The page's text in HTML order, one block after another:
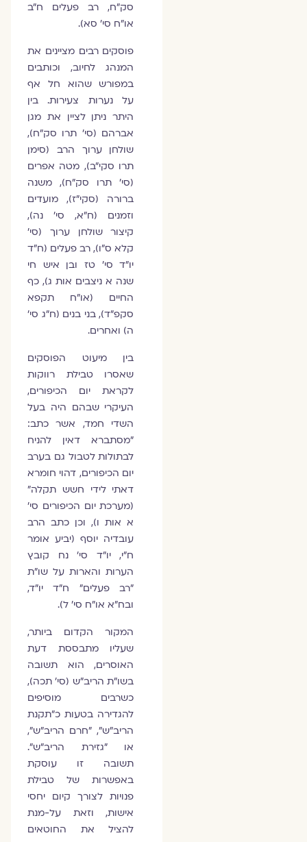
סק"ח, רב פעלים ח"ב
או"ח סי' סא).
פוסקים רבים מציינים את
המנהג לחיוב, וכותבים
במפורש שהוא חל אף
על נערות צעירות. בין
היתר ניתן לציין את מגן
אברהם (סי' תרו סק"ח),
שולחן ערוך הרב (סימן
תרו סקי"ב), מטה אפרים
(סי' תרו סק"ח), משנה
ברורה (סקי"ז), מועדים
וזמנים (ח"א, סי' נה),
קיצור שולחן ערוך (סי'
קלא ס"ו), רב פעלים (ח"ד
יו"ד סי' טז ובן איש חי
שנה א ניצבים אות ג), כף
החיים (או"ח תקפא
סקפ"ד), בני בנים (ח"ג סי'
ה) ואחרים.
בין מיעוט הפוסקים
שאסרו טבילת רווקות
לקראת יום הכיפורים,
העיקרי שבהם היה בעל
השדי חמד, אשר כתב:
"מסתברא דאין להניח
לבתולות לטבול גם בערב
יום הכיפורים, דהוי חומרא
דאתי לידי חשש תקלה"
(מערכת יום הכיפורים סי'
א אות ו), וכן כתב הרב
עובדיה יוסף (יביע אומר
ח"י, יו"ד סי' נח קובץ
הערות והארות על שו"ת
"רב פעלים" ח"ד יו"ד,
ובח"א או"ח סי' ל).
המקור הקדום ביותר,
שעליו מתבססת דעת
האוסרים, הוא תשובה
בשו"ת הריב"ש (סי' תכה),
כשרבים מוסיפים
להגדירה בטעות כ"תקנת
הריב"ש", "חרם הריב"ש",
או ״גזירת הריב"ש".
תשובה זו עוסקת
באפשרות של טבילת
פנויות לצורך קיום יחסי
אישות, וזאת על-מנת
להציל את החוטאים